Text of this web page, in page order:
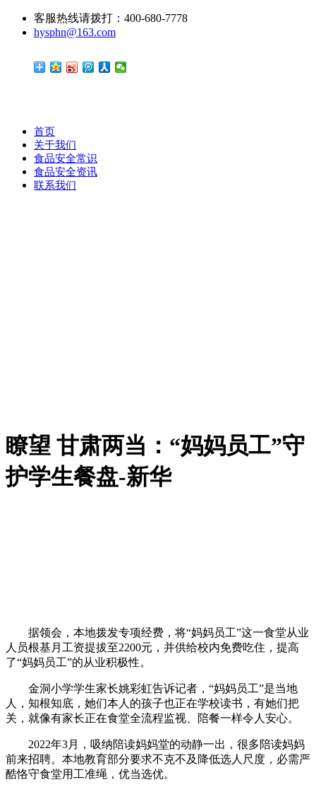
客服热线请拨打：400-680-7778
hysphn@163.com
首页
关于我们
食品安全常识
食品安全资讯
联系我们
瞭望 甘肃两当：“妈妈员工”守
护学生餐盘-新华
据领会，本地拨发专项经费，将“妈妈员工”这一食堂从业
人员根基月工资提拔至2200元，并供给校内免费吃住，提高
了“妈妈员工”的从业积极性。
金洞小学学生家长姚彩虹告诉记者，“妈妈员工”是当地
人，知根知底，她们本人的孩子也正在学校读书，有她们把
关，就像有家长正在食堂全流程监视、陪餐一样令人安心。
2022年3月，吸纳陪读妈妈堂的动静一出，很多陪读妈妈
前来招聘。本地教育部分要求不克不及降低选人尺度，必需严
酷恪守食堂用工准绳，优当选优。